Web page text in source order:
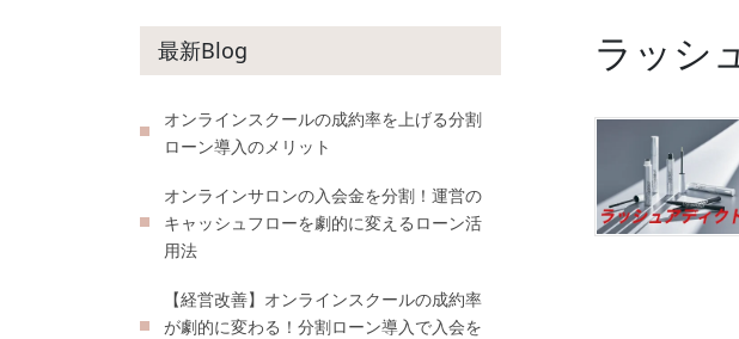
ラッシ
最新Blog
オンラインスクールの成約率を上げる分割
ローン導入のメリット
オンラインサロンの入会金を分割！運営の
キャッシュフローを劇的に変えるローン活
用法
【経営改善】オンラインスクールの成約率
が劇的に変わる！分割ローン導入で入会を